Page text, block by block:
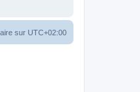
sur UTC+02:00